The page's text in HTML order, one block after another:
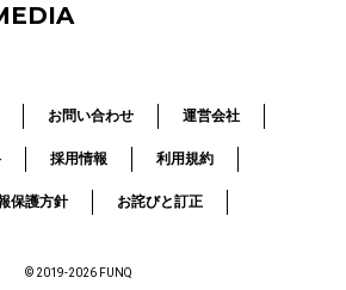
お問い合わせ 運営会社
採用情報 利用規約
保護方針 お詫びと訂正
© 2019-2026 FUNQ